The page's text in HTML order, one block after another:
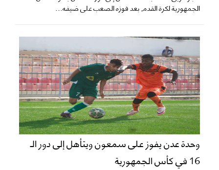
الجمهورية لكرة القدم بعد فوزه الصعب على ضيفه...
وحدة عدن يفوز على سمعون ويتأهل إلى دور الـ
16 في كأس الجمهورية